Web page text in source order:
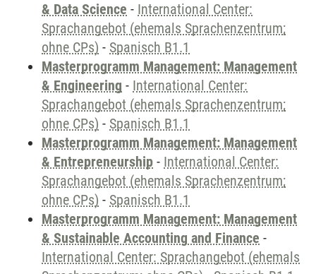
& Data Science - International Center:
Sprachangebot (ehemals Sprachenzentrum;
ohne CPs) - Spanisch B1.1
Masterprogramm Management: Management
& Engineering - International Center:
Sprachangebot (ehemals Sprachenzentrum;
ohne CPs) - Spanisch B1.1
Masterprogramm Management: Management
& Entrepreneurship - International Center:
Sprachangebot (ehemals Sprachenzentrum;
ohne CPs) - Spanisch B1.1
Masterprogramm Management: Management
& Sustainable Accounting and Finance -
International Center: Sprachangebot (ehemals